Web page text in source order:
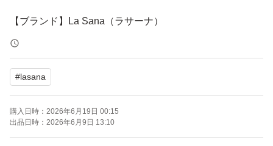
【ブランド】La Sana（ラサーナ）
【商品名】海藻 ヘア エッセンス しっとり
【容量】Mサイズ（約2ヵ月分）
【香り】無香料
【商品の状態】新品未使用
お安くしてますので簡易梱包ポスト投函になります。（ビ
ニール一枚梱包、プチプチなし）
#lasana
購入日時： 2026年6月19日 00:15
出品日時： 2026年6月9日 13:10